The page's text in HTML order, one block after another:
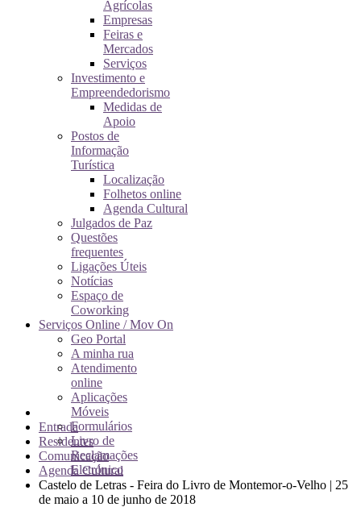
Agrícolas
Empresas
Feiras e
Mercados
Serviços
Investimento e
Empreendedorismo
Medidas de
Apoio
Postos de
Informação
Turística
Localização
Folhetos online
Agenda Cultural
Julgados de Paz
Questões
frequentes
Ligações Úteis
Notícias
Espaço de
Coworking
Serviços Online / Mov On
Geo Portal
A minha rua
Atendimento
online
Aplicações
Móveis
Formulários
Livro de
Reclamações
Eletrónico
Entrada
Residentes
Comunicação
Agenda Cultural
Castelo de Letras - Feira do Livro de Montemor-o-Velho | 25
de maio a 10 de junho de 2018